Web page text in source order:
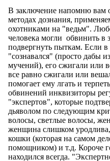
В заключение напомню вам
методах дознания,
охотниками на "ведьм".
человека могли обвинить в
подвергнуть пыткам. Если
"сознавался" (просто дабы
мучений), его сжигали или
все равно сжигали или
помогает ему лгать и
обвинений инквизиторы
"экспертов", которые
дьяволом по следующим
волосы, светлые волосы,
женщина слишком
кошки (которая на самом
помощником) и т.д. Короче
находился всегда.